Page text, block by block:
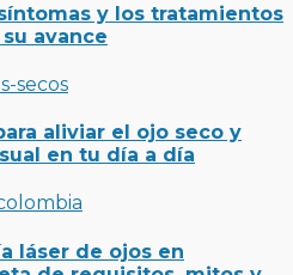
y los tratamientos
avance
aliviar el ojo seco y
en tu día a día
láser de ojos en